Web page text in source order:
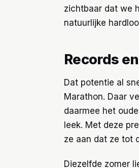
zichtbaar dat we
natuurlijke
Records
Dat potentie al
Marathon. Daar
daarmee het
leek. Met deze
ze aan dat ze tot
Diezelfde zomer